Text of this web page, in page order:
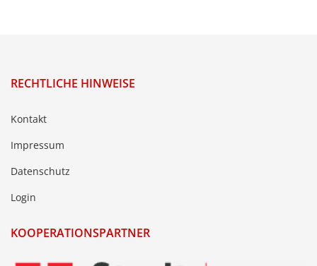
RECHTLICHE HINWEISE
Kontakt
Impressum
Datenschutz
Login
KOOPERATIONSPARTNER